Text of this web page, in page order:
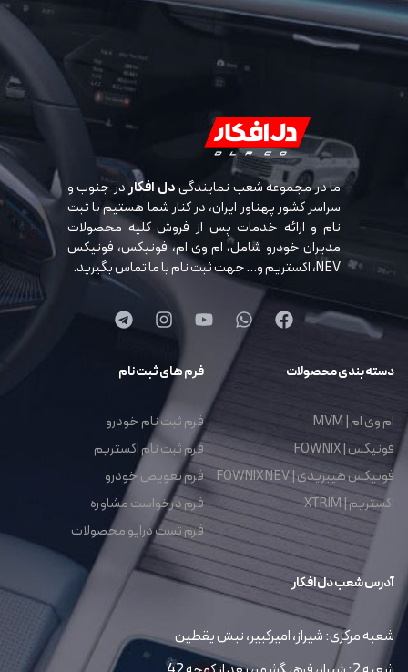
ما در مجموعه شعب نمایندگیدل افکاردر جنوب و
سراسر کشور پهناور ایران، در کنار شما هستیم با ثبت
نام و ارائه خدمات پس از فروش کلیه محصولات
مدیران خودرو شامل، ام وی ام، فونیکس، فونیکس
NEV، اکستریم و… جهت ثبت نام با ما تماس بگیرید.
دسته بندی محصولات
ام وی ام | MVM
فونیکس | FOWNIX
فونیکس هیبریدی | FOWNIX NEV
اکستریم | XTRIM
فرم های ثبت نام
فرم ثبت نام خودرو
فرم ثبت نام اکستریم
فرم تعویض خودرو
فرم درخواست مشاوره
فرم تست درایو محصولات
آدرس شعب دل افکار
شعبه مرکزی: شیراز، امیرکبیر، نبش یقطین